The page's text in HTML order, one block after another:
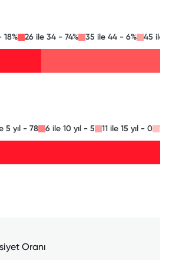
26 ile 34 - 74% 35 ile 44 - 6% 45 ile
5 yıl - 78 6 ile 10 yıl - 5 11 ile 15 yıl - 0
Oranı